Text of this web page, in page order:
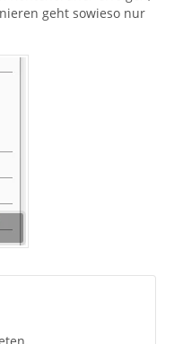
geht sowieso nur